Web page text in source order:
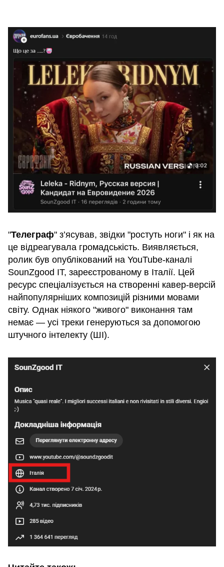
"Телеграф" з’ясував, звідки "ростуть ноги" і як на
це відреагувала громадськість. Виявляється,
ролик був опублікований на YouTube-каналі
SounZgood IT, зареєстрованому в Італії. Цей
ресурс спеціалізується на створенні кавер-версій
найпопулярніших композицій різними мовами
світу. Однак ніякого "живого" виконання там
немає — усі треки генеруються за допомогою
штучного інтелекту (ШІ).